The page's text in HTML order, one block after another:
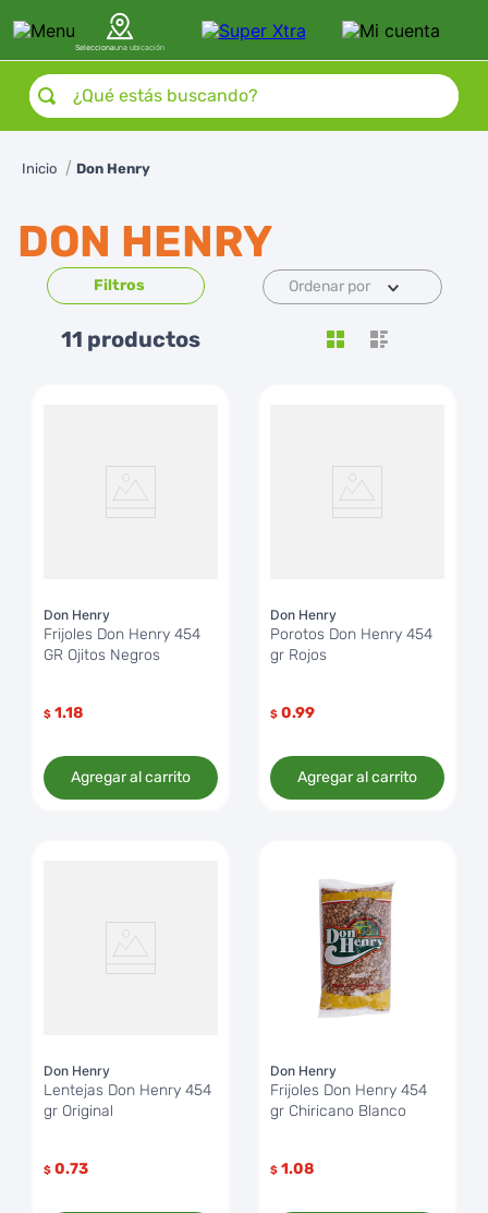
Seleccionauna ubicación
¿Qué estás buscando?
Don Henry
DON HENRY
Ordenar por
11 productos
Don Henry
Frijoles Don Henry 454
GR Ojitos Negros
$ 1.18
Agregar al carrito
Don Henry
Porotos Don Henry 454
gr Rojos
$ 0.99
Agregar al carrito
Don Henry
Lentejas Don Henry 454
gr Original
$ 0.73
Don Henry
Frijoles Don Henry 454
gr Chiricano Blanco
$ 1.08